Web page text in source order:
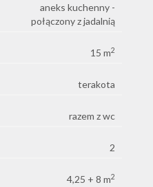
aneks kuchenny -
połączony z jadalnią
15 m2
terakota
razem z wc
2
4,25 + 8 m2